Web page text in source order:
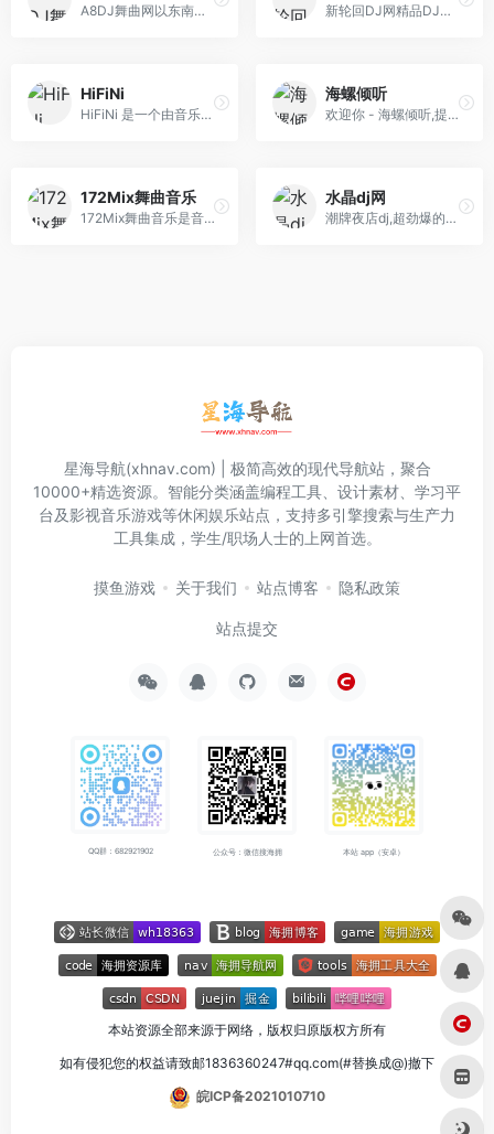
A8DJ舞曲网以东南亚DJ为核心,提供最新包房DJ音乐,每天更新快人一步,专业DJ团队精心制作好听的串烧,打造车载DJ舞曲,为DJ工作者收录国外DJ舞曲,提供高音质在线 试听及MP3免费下载,全方位满足DJ工作者及音乐爱好者的需求。 新轮回DJ网精品DJ舞曲汇聚,每天更新快人一步,专业DJ团队精心制作好听的串烧,打造车载DJ舞曲,为DJ工作者收录国外DJ舞曲,提供高音质在线试听及MP3下载,全方位满足DJ工作者及音乐爱好者的需求。
HiFiNi
HiFiNi 是一个由音乐爱好者维护的分享平台, 旨在解决问题互帮互助, 如果您有需求, 请注册账号并发布信息、详细描述歌曲信息等, 我们会尽力帮您寻找HiFiNi MUSIC BBS - HiFiNi.COM
海螺倾听
欢迎你 - 海螺倾听,提供高品质音乐MP3的个性化推荐、发布、P2P下载服务，以及线下音乐活动等互动内容
172Mix舞曲音乐
172Mix舞曲音乐是音质最好的Dj免费下载网站,提供无损高品质Dj舞曲分享,Dj舞曲下载,每天更新最潮最嗨的Dj音乐,Dj舞曲
水晶dj网
潮牌夜店dj,超劲爆的dj网站以华南地区DJ为核心,提供无损高品质DJ舞曲,每天更新快人一步,我们网站有最专业DJ团队精心制作好听的串烧,打造精品车载DJ舞曲,为喜 欢DJ的爱好者,提供高音质在线试听及MP3免费下载,全方位满足DJ音乐爱好者的需求。
星海导航(xhnav.com) | 极简高效的现代导航站，聚合
10000+精选资源。智能分类涵盖编程工具、设计素材、学习平
台及影视音乐游戏等休闲娱乐站点，支持多引擎搜索与生产力
工具集成，学生/职场人士的上网首选。
摸鱼游戏 关于我们 站点博客 隐私政策
站点提交
QQ群：682921902 公众号：微信搜海拥 本站 app（安卓）
本站资源全部来源于网络，版权归原版权方所有
如有侵犯您的权益请致邮1836360247#qq.com(#替换成@)撤下
皖ICP备2021010710